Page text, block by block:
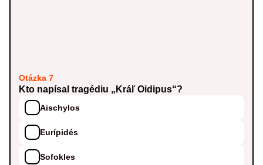
Otázka 7
Kto napísal tragédiu „Kráľ Oidipus“?
Aischylos
Eurípidés
Sofokles